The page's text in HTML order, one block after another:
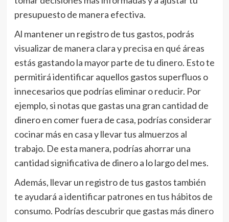
presupuesto de manera efectiva.
Al mantener un registro de tus gastos, podrás
visualizar de manera clara y precisa en qué áreas
estás gastando la mayor parte de tu dinero. Esto te
permitirá identificar aquellos gastos superfluos o
innecesarios que podrías eliminar o reducir. Por
ejemplo, si notas que gastas una gran cantidad de
dinero en comer fuera de casa, podrías considerar
cocinar más en casa y llevar tus almuerzos al
trabajo. De esta manera, podrías ahorrar una
cantidad significativa de dinero a lo largo del mes.
Además, llevar un registro de tus gastos también
te ayudará a identificar patrones en tus hábitos de
consumo. Podrías descubrir que gastas más dinero